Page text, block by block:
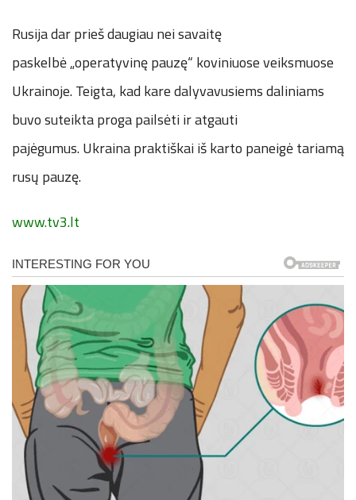
Rusija dar prieš daugiau nei savaitę
paskelbė „operatyvinę pauzę“ koviniuose veiksmuose
Ukrainoje. Teigta, kad kare dalyvavusiems daliniams
buvo suteikta proga pailsėti ir atgauti
pajėgumus. Ukraina praktiškai iš karto paneigė tariamą
rusų pauzę.
www.tv3.lt